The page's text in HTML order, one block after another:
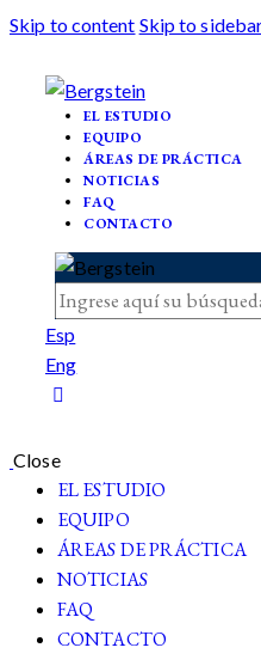
Skip to content Skip to
EL ESTUDIO
EQUIPO
ÁREAS DE PRÁCTICA
NOTICIAS
FAQ
CONTACTO
Esp
Eng
Close
EL ESTUDIO
EQUIPO
ÁREAS DE PRÁCTICA
NOTICIAS
FAQ
CONTACTO